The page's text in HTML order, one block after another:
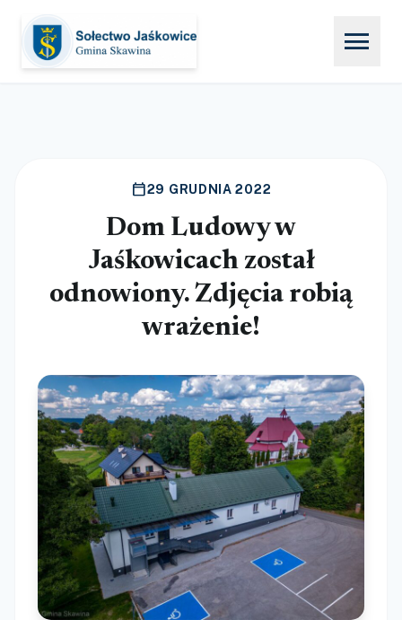
menu
calendar_today29 GRUDNIA 2022
Dom Ludowy w
Jaśkowicach został
odnowiony. Zdjęcia robią
wrażenie!